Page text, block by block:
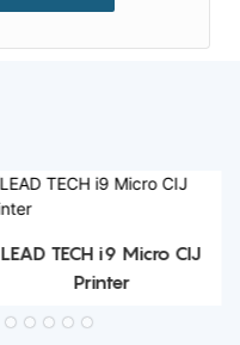
LEAD TECH i9 Micro CIJ
Printer